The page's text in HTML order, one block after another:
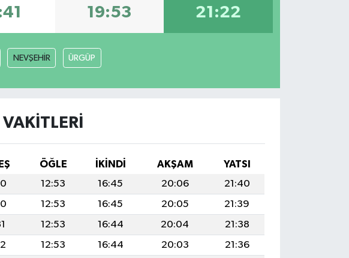
19:53 21:22
NEVŞEHİR ÜRGÜP
ÖĞLE İKINDI AKŞAM
YATSI
12:53 16:45 20:06
21:40
12:53 16:45 20:05
21:39
12:53 16:44 20:04
21:38
12:53 16:44 20:03
21:36